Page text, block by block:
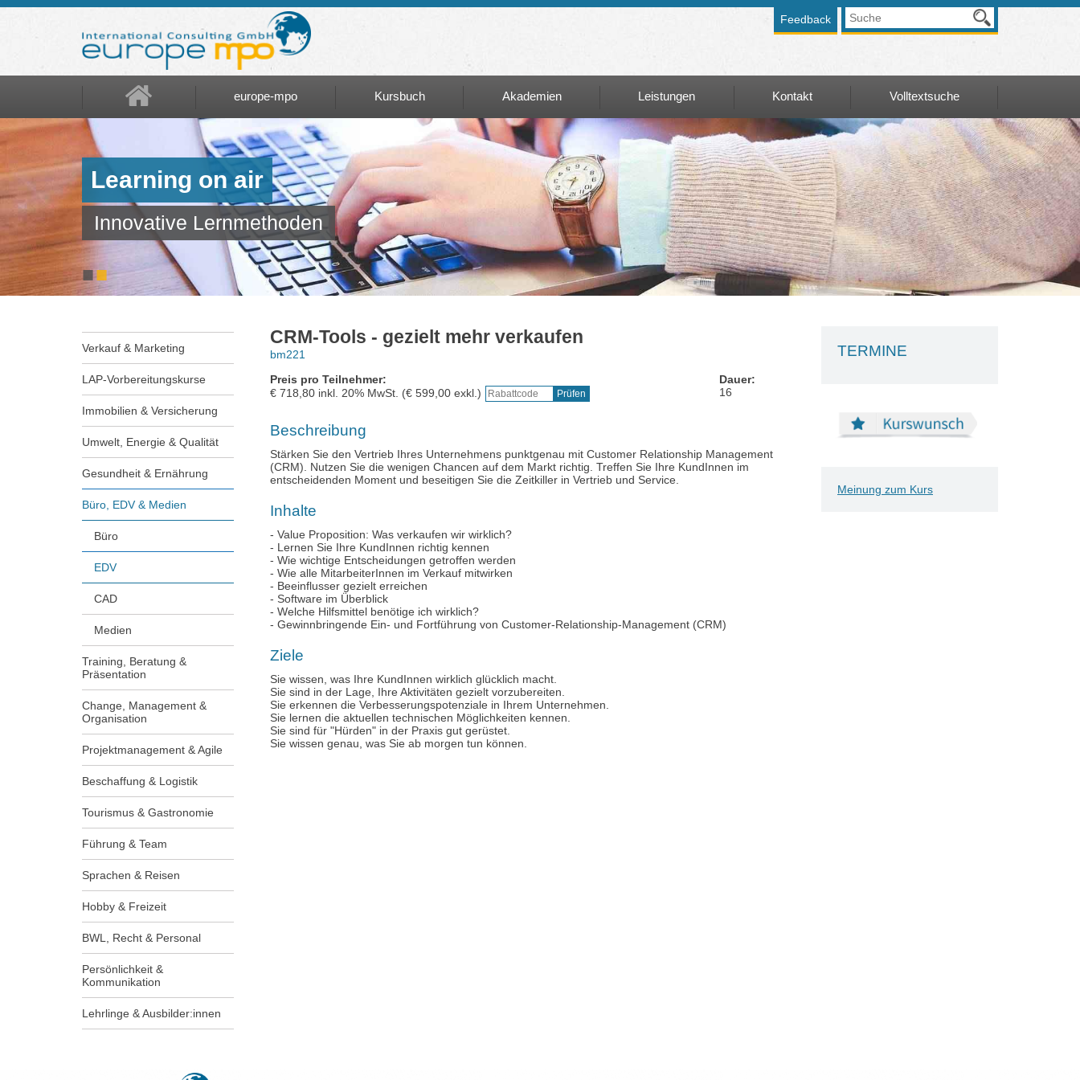
Feedback
europe-mpo
europe-mpo
Referenzen
Über uns
Jobs
Kursbuch Akademien
Akademien
Matura+
Leistungen
Leistungen
Unternehmer:innen-
Führerschein
Mehrwert Potentialentwicklung
Stiftungen
Learning on Air
Personenzertifizierungen
Ausbilder:innen-Masterclass
Kontakt
Kontakt
Kontaktformular
Anfahrt Graz
Anfahrt Wien
Volltextsuche
Volltextsuche
Learning on air
Innovative Lernmethoden
■■
Verkauf & Marketing
LAP-Vorbereitungskurse
Immobilien & Versicherung
Umwelt, Energie & Qualität
Gesundheit & Ernährung
Büro, EDV & Medien
Büro
EDV
CAD
Medien
Training, Beratung &
Präsentation
Change, Management &
Organisation
Projektmanagement & Agile
Beschaffung & Logistik
Tourismus & Gastronomie
Führung & Team
Sprachen & Reisen
Hobby & Freizeit
BWL, Recht & Personal
Persönlichkeit &
Kommunikation
Lehrlinge & Ausbilder:innen
TERMINE
Meinung zum Kurs
CRM-Tools - gezielt mehr verkaufen
bm221
Preis pro Teilnehmer:
€ 718,80 inkl. 20% MwSt. (€ 599,00 exkl.)
Dauer:
16
Beschreibung
Stärken Sie den Vertrieb Ihres Unternehmens punktgenau mit Customer Relationship Management
(CRM). Nutzen Sie die wenigen Chancen auf dem Markt richtig. Treffen Sie Ihre KundInnen im
entscheidenden Moment und beseitigen Sie die Zeitkiller in Vertrieb und Service.
Inhalte
- Value Proposition: Was verkaufen wir wirklich?
- Lernen Sie Ihre KundInnen richtig kennen
- Wie wichtige Entscheidungen getroffen werden
- Wie alle MitarbeiterInnen im Verkauf mitwirken
- Beeinflusser gezielt erreichen
- Software im Überblick
- Welche Hilfsmittel benötige ich wirklich?
- Gewinnbringende Ein- und Fortführung von Customer-Relationship-Management (CRM)
Ziele
Sie wissen, was Ihre KundInnen wirklich glücklich macht.
Sie sind in der Lage, Ihre Aktivitäten gezielt vorzubereiten.
Sie erkennen die Verbesserungspotenziale in Ihrem Unternehmen.
Sie lernen die aktuellen technischen Möglichkeiten kennen.
Sie sind für "Hürden" in der Praxis gut gerüstet.
Sie wissen genau, was Sie ab morgen tun können.